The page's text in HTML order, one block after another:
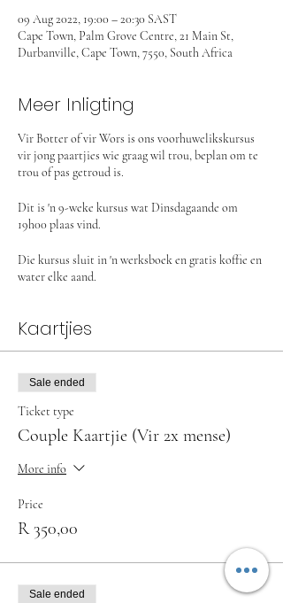
09 Aug 2022, 19:00 – 20:30 SAST
Cape Town, Palm Grove Centre, 21 Main St,
Durbanville, Cape Town, 7550, South Africa
Meer Inligting
Vir Botter of vir Wors is ons voorhuwelikskursus
vir jong paartjies wie graag wil trou, beplan om te
trou of pas getroud is.
Dit is 'n 9-weke kursus wat Dinsdagaande om
19h00 plaas vind.
Die kursus sluit in 'n werksboek en gratis koffie en
water elke aand.
Kaartjies
Sale ended
Ticket type
Couple Kaartjie (Vir 2x mense)
More info
Price
R 350,00
Sale ended